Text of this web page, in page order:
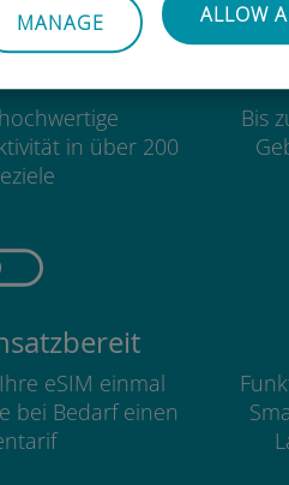
MANAGE ALLOW
in über 200
Bis
eSIM einmal
bei Bedarf einen